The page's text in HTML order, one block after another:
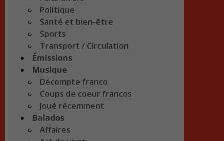
Politique
Santé et bien-être
Sports
Transport / Circulation
Émissions
Musique
Décompte franco
Coups de coeur francos
Joué récemment
Balados
Affaires